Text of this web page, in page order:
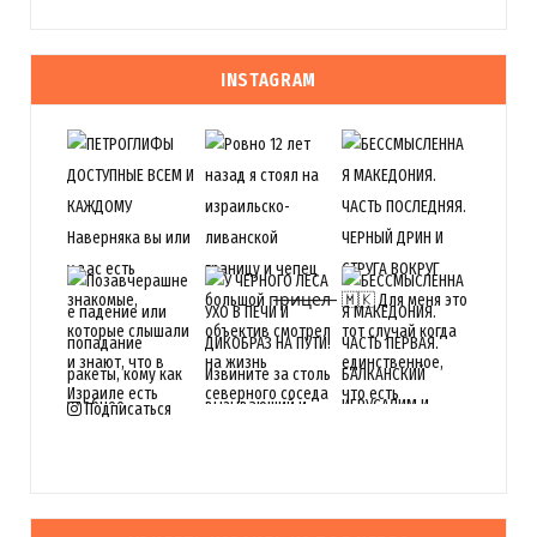
LookAtIsrael.com: Evgeny Ko: LookAtIsrael.com: Evgeny Ko:
Веселенькое граффити! Люблю Тель-Авив за это :-)
Посмотрите и мои работы прям на моей главной
http://tziur-
kir.co.il;-)
Загрузка...
INSTAGRAM
Подписаться